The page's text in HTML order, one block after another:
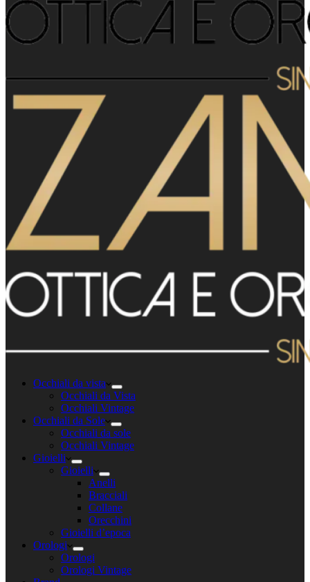
Occhiali da vista
Occhiali da Vista
Occhiali Vintage
Occhiali da Sole
Occhiali da sole
Occhiali Vintage
Gioielli
Gioielli
Anelli
Bracciali
Collane
Orecchini
Gioielli d’epoca
Orologi
Orologi
Orologi Vintage